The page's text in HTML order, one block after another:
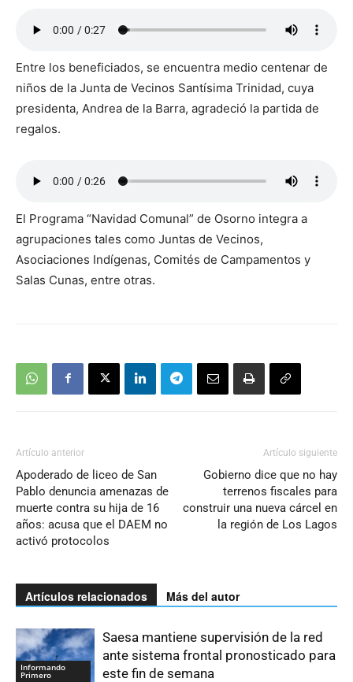
Entre los beneficiados, se encuentra medio centenar de
niños de la Junta de Vecinos Santísima Trinidad, cuya
presidenta, Andrea de la Barra, agradeció la partida de
regalos.
El Programa “Navidad Comunal” de Osorno integra a
agrupaciones tales como Juntas de Vecinos,
Asociaciones Indígenas, Comités de Campamentos y
Salas Cunas, entre otras.
Artículo anterior
Apoderado de liceo de San
Pablo denuncia amenazas de
muerte contra su hija de 16
años: acusa que el DAEM no
activó protocolos
Artículo siguiente
Gobierno dice que no hay
terrenos fiscales para
construir una nueva cárcel en
la región de Los Lagos
Artículos relacionados Más del autor
Informando
Primero
Saesa mantiene supervisión de la red
ante sistema frontal pronosticado para
este fin de semana